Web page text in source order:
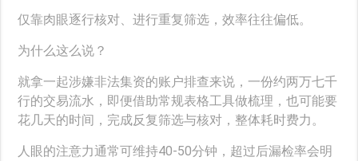
仅靠肉眼逐行核对、进行重复筛选，效率往往偏低。
为什么这么说？
就拿一起涉嫌非法集资的账户排查来说，一份约两万七千
行的交易流水，即便借助常规表格工具做梳理，也可能要
花几天的时间，完成反复筛选与核对，整体耗时费力。
人眼的注意力通常可维持40-50分钟，超过后漏检率会明